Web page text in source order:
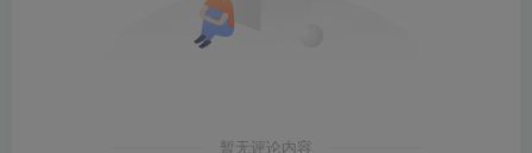
暂无评论内容